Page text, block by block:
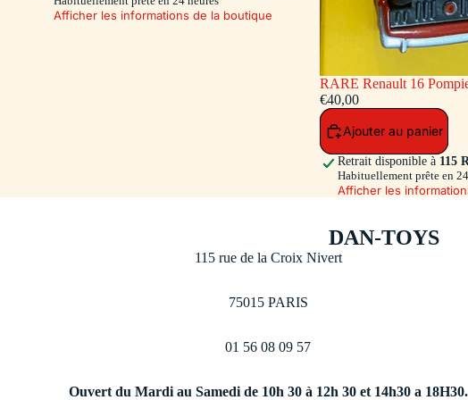
Afficher les informations de la boutique
RARE Renault 16 Pompiers - capot et hayon
ouvrants - siège AR
Toys 500 Ex.)
€40,00
Ajouter au panier
Retrait disponible à 115
Habituellement prête en
Afficher les
DAN-TOYS
115 rue de la Croix Nivert
75015 PARIS
01 56 08 09 57
Ouvert du Mardi au Samedi de 10h 30 à 12h 30 et 14h30 a 18H30.